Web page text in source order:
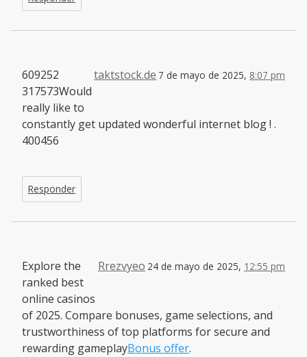
taktstock.de 7 de mayo de 2025, 8:07 pm
609252
317573Would
really like to
constantly get updated wonderful internet blog ! .
400456
Responder
Rrezvyeo 24 de mayo de 2025, 12:55 pm
Explore the
ranked best
online casinos
of 2025. Compare bonuses, game selections, and
trustworthiness of top platforms for secure and
rewarding gameplayBonus offer.